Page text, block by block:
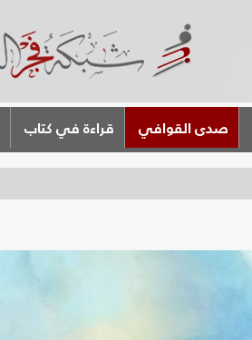
صدى القوافي قراءة في كتاب